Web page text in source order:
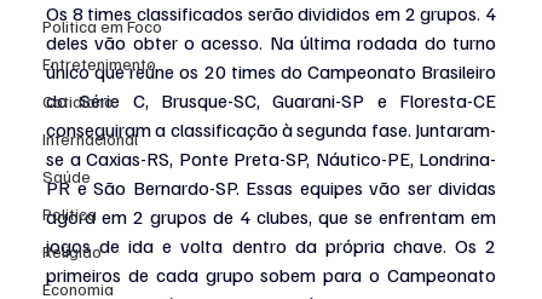
Politica em Foco
Entretenimento
Cotidiano
Internacional
Saúde
Politica
Religião
Economia
Os 8 times classificados serão divididos em 2 grupos. 4
deles vão obter o acesso. Na última rodada do turno
único que reúne os 20 times do Campeonato Brasileiro
da Série C, Brusque-SC, Guarani-SP e Floresta-CE
conseguiram a classificação à segunda fase. Juntaram-
se a Caxias-RS, Ponte Preta-SP, Náutico-PE, Londrina-
PR e São Bernardo-SP. Essas equipes vão ser dividas
agora em 2 grupos de 4 clubes, que se enfrentam em
jogos de ida e volta dentro da própria chave. Os 2
primeiros de cada grupo sobem para o Campeonato